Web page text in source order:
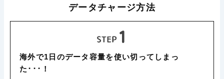
データチャージ方法
海外で1日のデータ容量を使い切ってしまっ
た･･･！